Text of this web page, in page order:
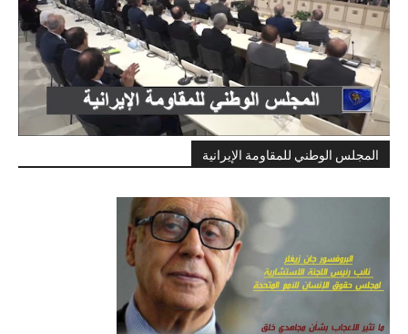
المجلس الوطني للمقاومة الإيرانية